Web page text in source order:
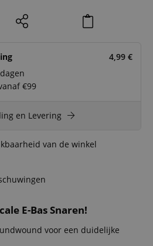
E-Bas Snaren!
voor een duidelijke
4,99 €
€99
en Levering
van de winkel